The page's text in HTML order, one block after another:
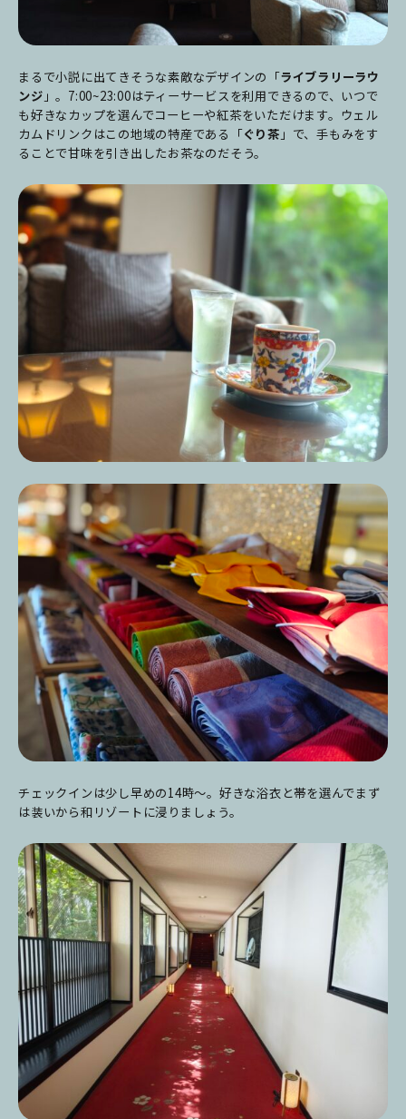
まるで小説に出てきそうな素敵なデザインの「ライブラリーラウ
ンジ 」。7:00~23:00はティーサービスを利用できるので、いつで
も好きなカップを選んでコーヒーや紅茶をいただけます。ウェル
カムドリンクはこの地域の特産である「ぐり茶 」で、手もみをす
ることで甘味を引き出したお茶なのだそう。
チェックインは少し早めの14時～。好きな浴衣と帯を選んでまず
は装いから和リゾートに浸りましょう。